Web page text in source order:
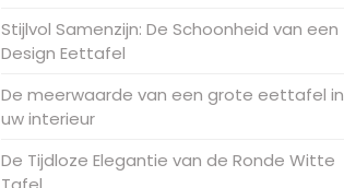
Stijlvol Samenzijn: De Schoonheid van een
Design Eettafel
De meerwaarde van een grote eettafel in
uw interieur
De Tijdloze Elegantie van de Ronde Witte